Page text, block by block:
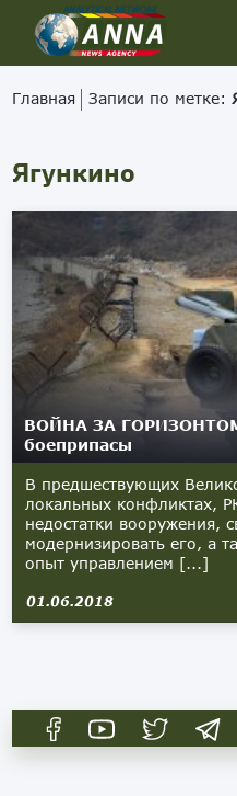
Главная Записи по метке:
Ягункино
ВОЙНА ЗА
боеприпасы
В предшествующих
локальных конфликтах,
недостатки вооружения,
модернизировать его, а
опыт управлением [...]
01.06.2018